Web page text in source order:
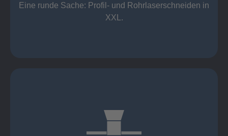
Eine runde Sache: Profil- und Rohrlaserschneiden in
XXL.
3D XXL-Rohrlaser